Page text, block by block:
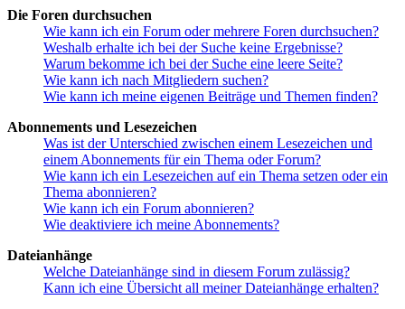
Die Foren durchsuchen
Wie kann ich ein Forum oder mehrere Foren durchsuchen?
Weshalb erhalte ich bei der Suche keine Ergebnisse?
Warum bekomme ich bei der Suche eine leere Seite?
Wie kann ich nach Mitgliedern suchen?
Wie kann ich meine eigenen Beiträge und Themen finden?
Abonnements und Lesezeichen
Was ist der Unterschied zwischen einem Lesezeichen und
einem Abonnements für ein Thema oder Forum?
Wie kann ich ein Lesezeichen auf ein Thema setzen oder ein
Thema abonnieren?
Wie kann ich ein Forum abonnieren?
Wie deaktiviere ich meine Abonnements?
Dateianhänge
Welche Dateianhänge sind in diesem Forum zulässig?
Kann ich eine Übersicht all meiner Dateianhänge erhalten?